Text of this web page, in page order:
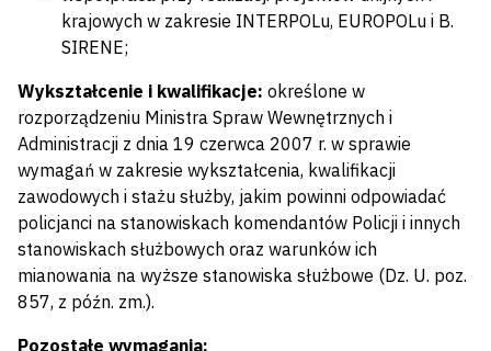
krajowych w zakresie INTERPOLu, EUROPOLu i B.
SIRENE;
Wykształcenie i kwalifikacje: określone w
rozporządzeniu Ministra Spraw Wewnętrznych i
Administracji z dnia 19 czerwca 2007 r. w sprawie
wymagań w zakresie wykształcenia, kwalifikacji
zawodowych i stażu służby, jakim powinni odpowiadać
policjanci na stanowiskach komendantów Policji i innych
stanowiskach służbowych oraz warunków ich
mianowania na wyższe stanowiska służbowe (Dz. U. poz.
857, z późn. zm.).
Pozostałe wymagania: